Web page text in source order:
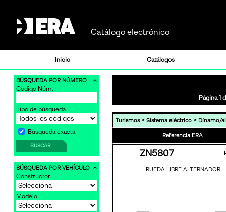
Catálogo electrónico
Inicio Catálogos
BÚSQUEDA POR NÚMERO
Código Núm.
Tipo de búsqueda
Búsqueda exacta
BUSCAR
BÚSQUEDA POR VEHÍCULO
Constructor
Modelo
Página 1
Turismos> Sistema eléctrico > Dínamo/
Referencia ERA
ZN5807
RUEDA LIBRE ALTERNADOR